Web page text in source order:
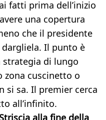
fatti prima dell’inizio
una copertura
che il presidente
dargliela. Il punto è
strategia di lungo
zona cuscinetto o
si sa. Il premier cerca
all’infinito.
alla fine della